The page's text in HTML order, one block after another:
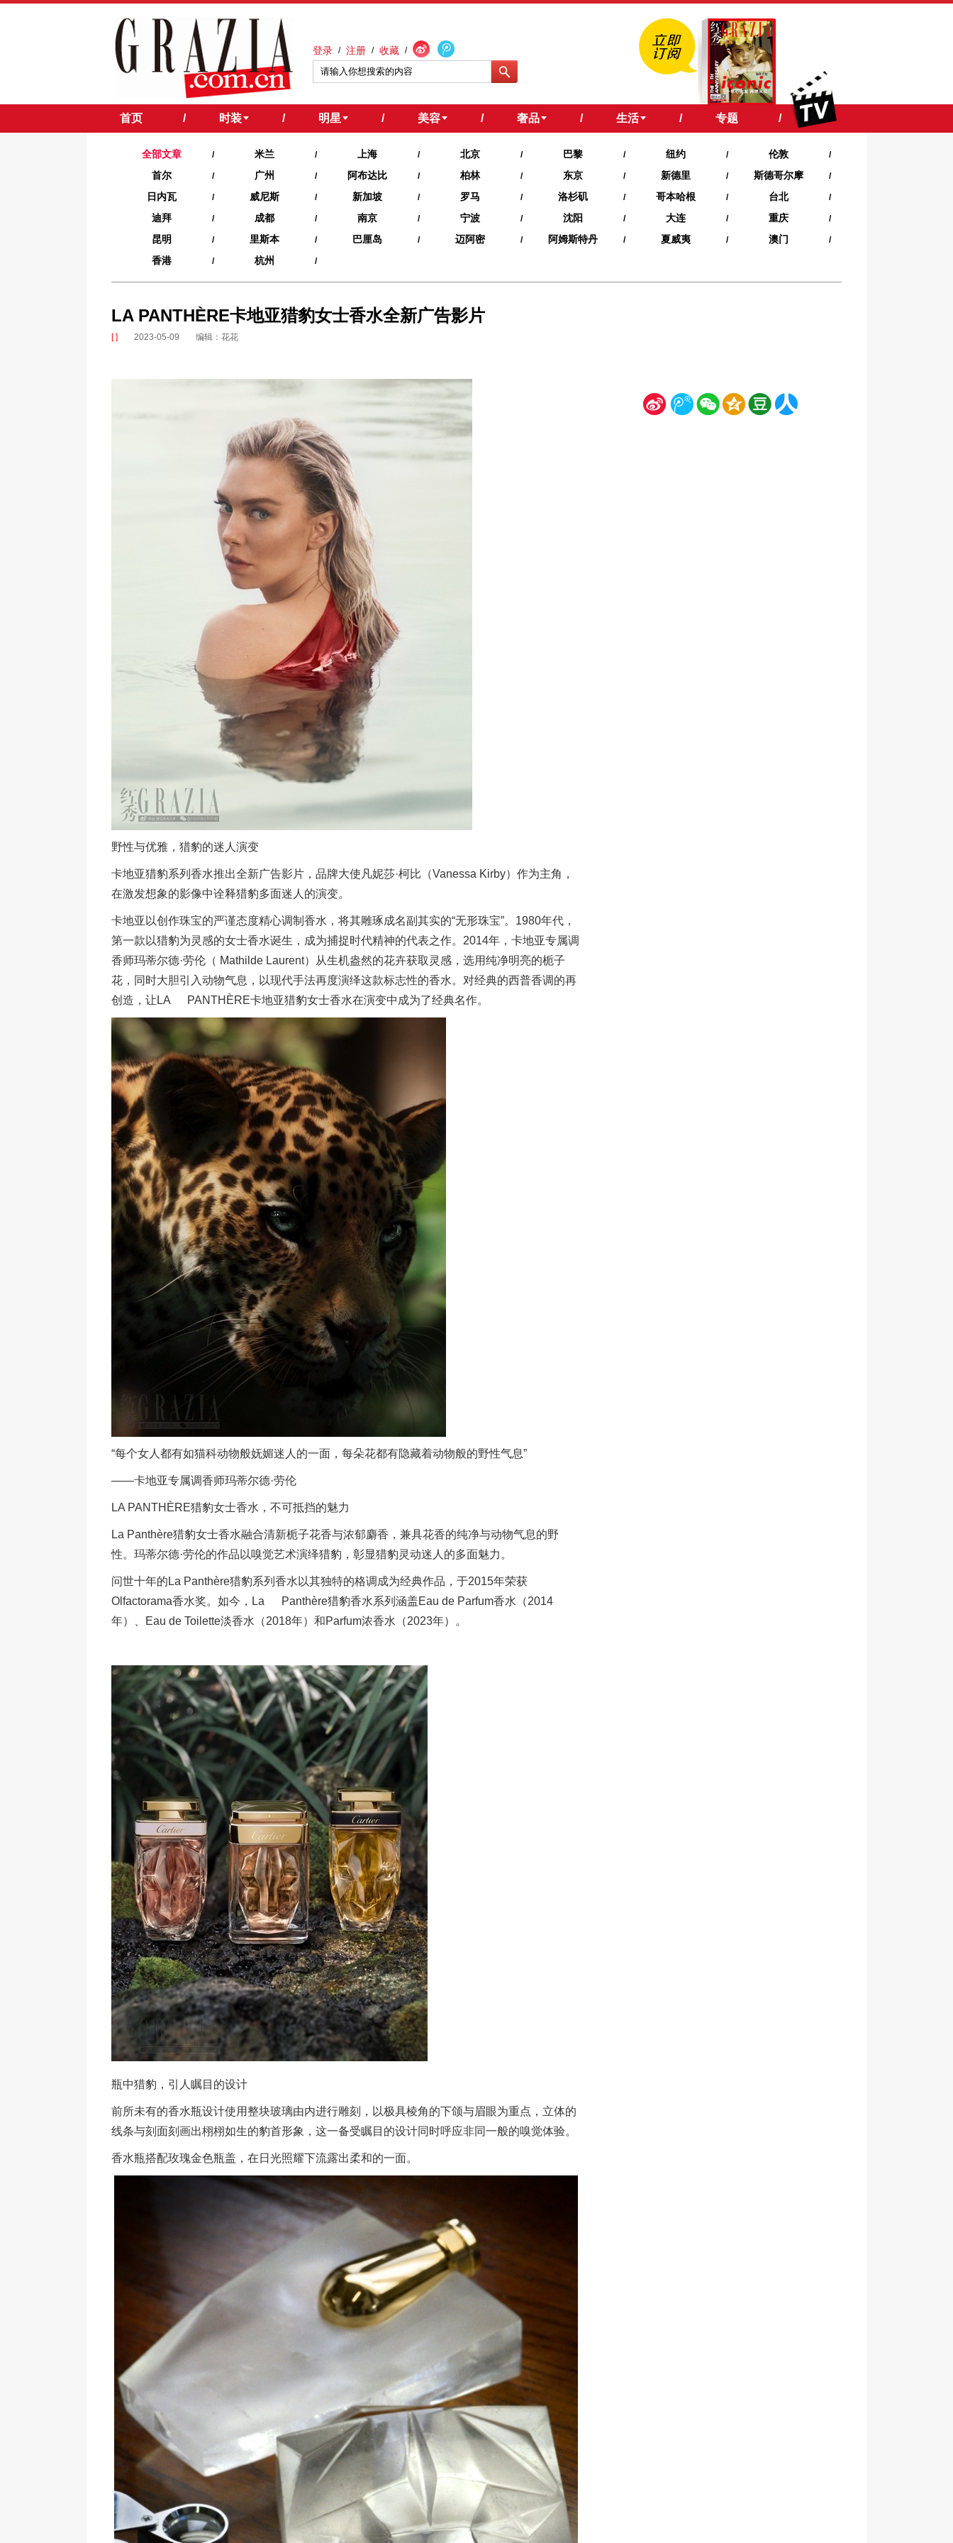
登录 / 注册 / 收藏 /
首页 / 时装 / 明星 / 美容 / 奢品 / 生活 / 专题 /
全部文章 / 米兰 / 上海 / 北京 / 巴黎 / 纽约 / 伦敦 /
首尔 / 广州 / 阿布达比 / 柏林 / 东京 / 新德里 / 斯德哥尔摩 /
日内瓦 / 威尼斯 / 新加坡 / 罗马 / 洛杉矶 / 哥本哈根 / 台北 /
迪拜 / 成都 / 南京 / 宁波 / 沈阳 / 大连 / 重庆 /
昆明 / 里斯本 / 巴厘岛 / 迈阿密 / 阿姆斯特丹 / 夏威夷‍ / 澳门 /
香港 / 杭州 /
LA PANTHÈRE卡地亚猎豹女士香水全新广告影片
[ ] 2023-05-09 编辑：花花
野性与优雅，猎豹的迷人演变
卡地亚猎豹系列香水推出全新广告影片，品牌大使凡妮莎·柯比（Vanessa Kirby）作为主角，
在激发想象的影像中诠释猎豹多面迷人的演变。
卡地亚以创作珠宝的严谨态度精心调制香水，将其雕琢成名副其实的“无形珠宝”。1980年代，
第一款以猎豹为灵感的女士香水诞生，成为捕捉时代精神的代表之作。2014年，卡地亚专属调
香师玛蒂尔德·劳伦（ Mathilde Laurent）从生机盎然的花卉获取灵感，选用纯净明亮的栀子
花，同时大胆引入动物气息，以现代手法再度演绎这款标志性的香水。对经典的西普香调的再
创造，让LA PANTHÈRE卡地亚猎豹女士香水在演变中成为了经典名作。
“每个女人都有如猫科动物般妩媚迷人的一面，每朵花都有隐藏着动物般的野性气息”
——卡地亚专属调香师玛蒂尔德·劳伦
LA PANTHÈRE猎豹女士香水，不可抵挡的魅力
La Panthère猎豹女士香水融合清新栀子花香与浓郁麝香，兼具花香的纯净与动物气息的野
性。玛蒂尔德·劳伦的作品以嗅觉艺术演绎猎豹，彰显猎豹灵动迷人的多面魅力。
问世十年的La Panthère猎豹系列香水以其独特的格调成为经典作品，于2015年荣获
Olfactorama香水奖。如今，La Panthère猎豹香水系列涵盖Eau de Parfum香水（2014
年）、Eau de Toilette淡香水（2018年）和Parfum浓香水（2023年）。
瓶中猎豹，引人瞩目的设计
前所未有的香水瓶设计使用整块玻璃由内进行雕刻，以极具棱角的下颌与眉眼为重点，立体的
线条与刻面刻画出栩栩如生的豹首形象，这一备受瞩目的设计同时呼应非同一般的嗅觉体验。
香水瓶搭配玫瑰金色瓶盖，在日光照耀下流露出柔和的一面。
新 腾 微 空 豆